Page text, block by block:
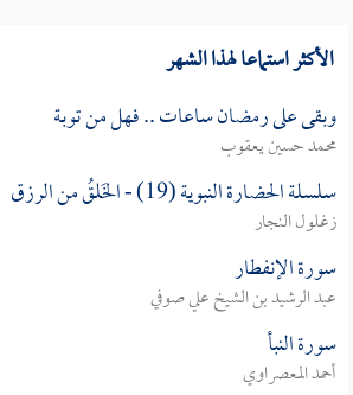
الأكثر استماعا لهذا الشهر
وبقى على رمضان ساعات .. فهل من توبة
محمد حسين يعقوب
سلسلة الحضارة النبوية (19) - الخَلقُ من الرزق
زغلول النجار
سورة الإنفطار
عبد الرشيد بن الشيخ علي صوفي
سورة النبأ
أحمد المعصراوي